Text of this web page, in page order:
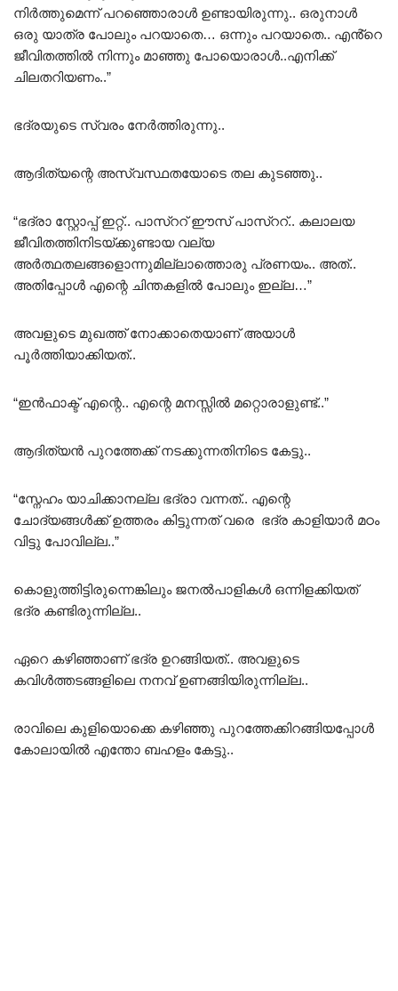
നിർത്തുമെന്ന് പറഞ്ഞൊരാൾ ഉണ്ടായിരുന്നു.. ഒരുനാൾ
ഒരു യാത്ര പോലും പറയാതെ… ഒന്നും പറയാതെ.. എൻ്റെ
ജീവിതത്തിൽ നിന്നും മാഞ്ഞു പോയൊരാൾ..എനിക്ക്
ചിലതറിയണം..”
ഭദ്രയുടെ സ്വരം നേർത്തിരുന്നു..
ആദിത്യന്റെ അസ്വസ്ഥതയോടെ തല കുടഞ്ഞു..
“ഭദ്രാ സ്റ്റോപ്പ്‌ ഇറ്റ്.. പാസ്ററ് ഈസ്‌ പാസ്ററ്.. കലാലയ
ജീവിതത്തിനിടയ്ക്കുണ്ടായ വല്യ
അർത്ഥതലങ്ങളൊന്നുമില്ലാത്തൊരു പ്രണയം.. അത്..
അതിപ്പോൾ എന്റെ ചിന്തകളിൽ പോലും ഇല്ല…”
അവളുടെ മുഖത്ത് നോക്കാതെയാണ് അയാൾ
പൂർത്തിയാക്കിയത്..
“ഇൻഫാക്ട് എന്റെ.. എന്റെ മനസ്സിൽ മറ്റൊരാളുണ്ട്..”
ആദിത്യൻ പുറത്തേക്ക് നടക്കുന്നതിനിടെ കേട്ടു..
“സ്നേഹം യാചിക്കാനല്ല ഭദ്രാ വന്നത്.. എന്റെ
ചോദ്യങ്ങൾക്ക് ഉത്തരം കിട്ടുന്നത് വരെ ഭദ്ര കാളിയാർ മഠം
വിട്ടു പോവില്ല..”
കൊളുത്തിട്ടിരുന്നെങ്കിലും ജനൽപാളികൾ ഒന്നിളക്കിയത്
ഭദ്ര കണ്ടിരുന്നില്ല..
ഏറെ കഴിഞ്ഞാണ് ഭദ്ര ഉറങ്ങിയത്.. അവളുടെ
കവിൾത്തടങ്ങളിലെ നനവ് ഉണങ്ങിയിരുന്നില്ല..
രാവിലെ കുളിയൊക്കെ കഴിഞ്ഞു പുറത്തേക്കിറങ്ങിയപ്പോൾ
കോലായിൽ എന്തോ ബഹളം കേട്ടു..